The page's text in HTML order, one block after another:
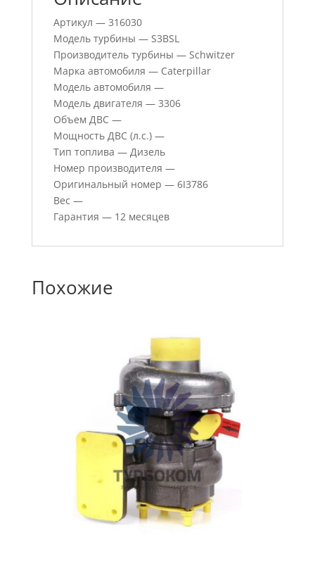
Артикул — 316030
Модель турбины — S3BSL
Производитель турбины — Schwitzer
Марка автомобиля — Caterpillar
Модель автомобиля —
Модель двигателя — 3306
Объем ДВС —
Мощность ДВС (л.с.) —
Тип топлива — Дизель
Номер производителя —
Оригинальный номер — 6I3786
Вес —
Гарантия — 12 месяцев
Похожие